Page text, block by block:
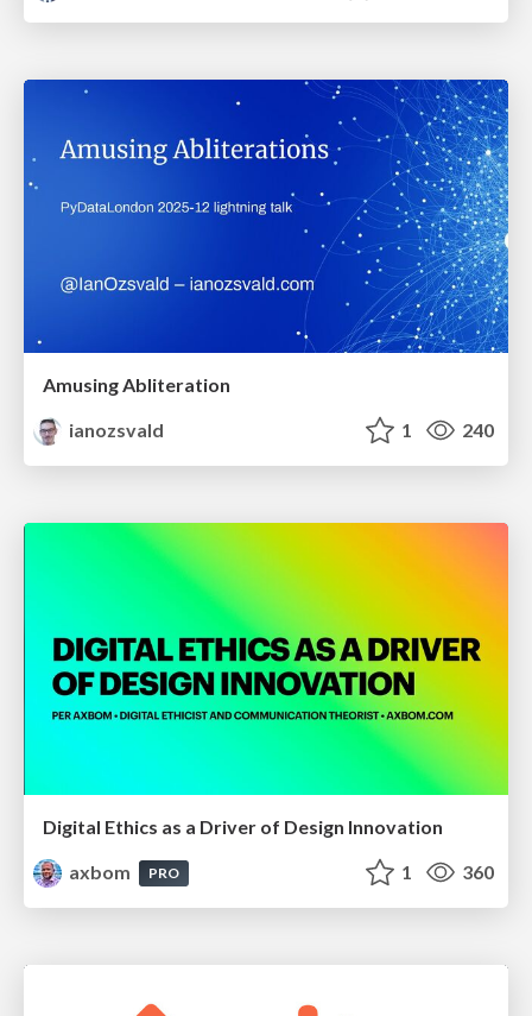
Amusing Abliteration
ianozsvald
1 240
Digital Ethics as a Driver of Design Innovation
axbom
PRO 1 360